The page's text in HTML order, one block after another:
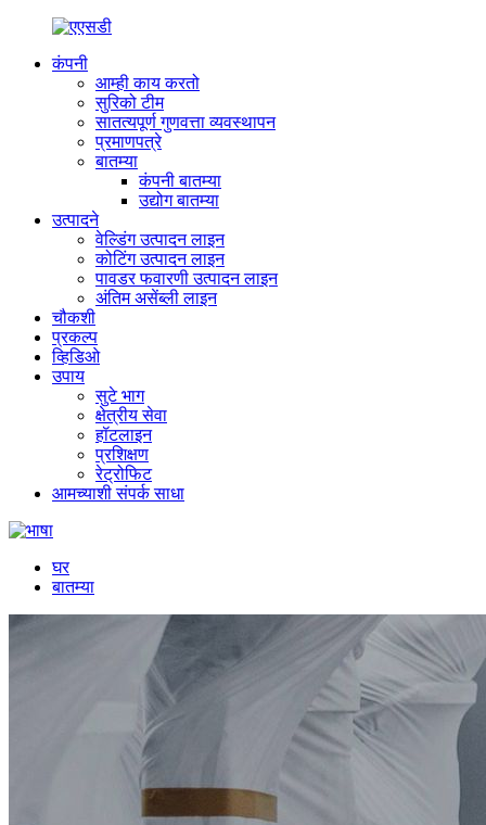
कंपनी
आम्ही काय करतो
सुरिको टीम
सातत्यपूर्ण गुणवत्ता व्यवस्थापन
प्रमाणपत्रे
बातम्या
कंपनी बातम्या
उद्योग बातम्या
उत्पादने
वेल्डिंग उत्पादन लाइन
कोटिंग उत्पादन लाइन
पावडर फवारणी उत्पादन लाइन
अंतिम असेंब्ली लाइन
चौकशी
प्रकल्प
व्हिडिओ
उपाय
सुटे भाग
क्षेत्रीय सेवा
हॉटलाइन
प्रशिक्षण
रेट्रोफिट
आमच्याशी संपर्क साधा
घर
बातम्या